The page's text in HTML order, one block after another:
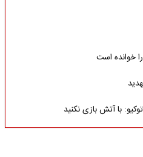
خوانده است
با آتش بازی نکنید